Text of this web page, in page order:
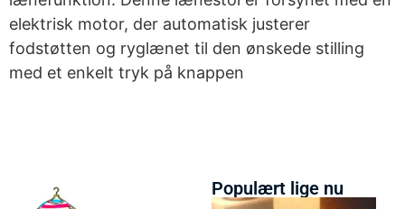
elektrisk motor, der automatisk justerer
fodstøtten og ryglænet til den ønskede stilling
med et enkelt tryk på knappen
Populært lige nu